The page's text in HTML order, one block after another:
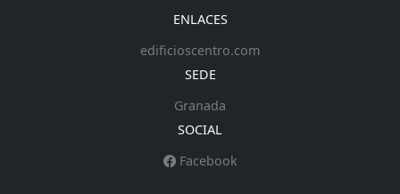
ENLACES
edificioscentro.com
SEDE
Granada
SOCIAL
Facebook